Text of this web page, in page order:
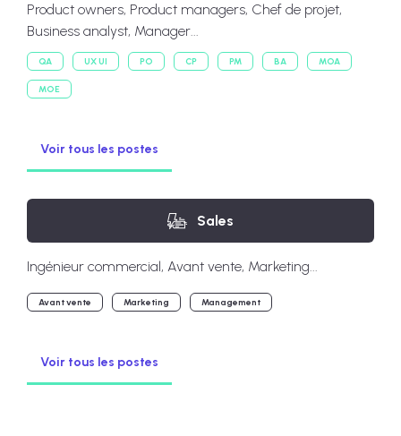
Product owners, Product managers, Chef de projet,
Business analyst, Manager...
QA UX UI PO CP PM BA MOA
MOE
Voir tous les postes
Sales
Ingénieur commercial, Avant vente, Marketing...
Avant vente Marketing Management
Voir tous les postes